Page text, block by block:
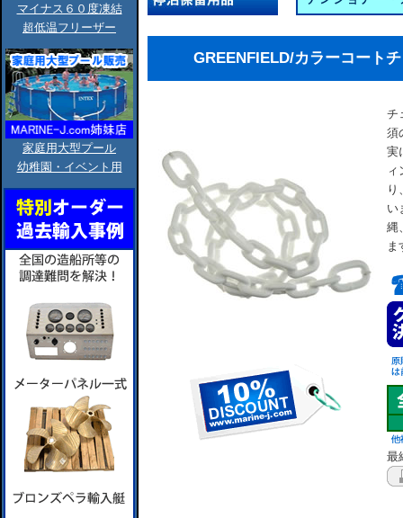
マイナス６０度凍結
超低温フリーザー
家庭用大型プール
幼稚園・イベント用
GREENFIELD/カラーコート
チ
須
実
り
い
縄
ま
最